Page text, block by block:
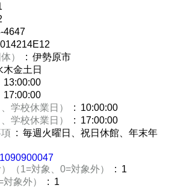
4647
）
: 伊勢原市
金土日
13:00:00
17:00:00
学校休業日）
: 10:00:00
学校休業日）
: 17:00:00
: 毎週火曜日、祝日休館、年末年
（1=対象、0=対象外）
: 1
象外）
: 1